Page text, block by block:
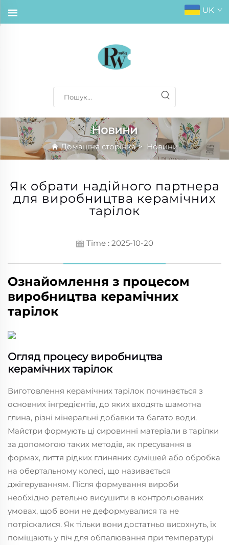
UK
Новини
Домашня сторінка> Новини
Як обрати надійного партнера
для виробництва керамічних
тарілок
Time : 2025-10-20
Ознайомлення з процесом
виробництва керамічних
тарілок
Огляд процесу виробництва
керамічних тарілок
Виготовлення керамічних тарілок починається з
основних інгредієнтів, до яких входять шамотна
глина, різні мінеральні добавки та багато води.
Майстри формують ці сировинні матеріали в тарілки
за допомогою таких методів, як пресування в
формах, лиття рідких глиняних сумішей або обробка
на обертальному колесі, що називається
джігеруванням. Після формування вироби
необхідно ретельно висушити в контрольованих
умовах, щоб вони не деформувалися та не
потріскалися. Як тільки вони достатньо висохнуть, їх
поміщають у піч для обпалювання при температурі